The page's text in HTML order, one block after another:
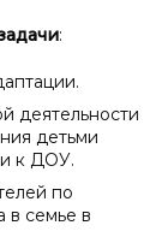
:
деятельности
детьми
к ДОУ.
по
в семье в